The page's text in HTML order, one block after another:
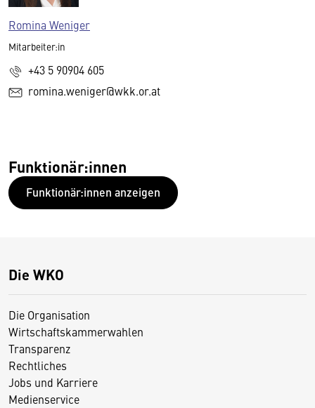
Romina Weniger
Mitarbeiter:in
+43 5 90904 605
romina.weniger@wkk.or.at
Funktionär:innen
Funktionär:innen anzeigen
Die WKO
Die Organisation
Wirtschaftskammerwahlen
Transparenz
Rechtliches
Jobs und Karriere
Medienservice